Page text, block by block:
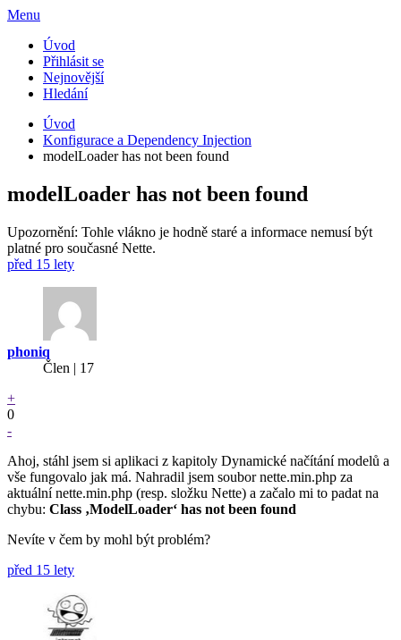
Menu
Úvod
Přihlásit se
Nejnovější
Hledání
Úvod
Konfigurace a Dependency Injection
modelLoader has not been found
modelLoader has not been found
Upozornění: Tohle vlákno je hodně staré a informace nemusí být
platné pro současné Nette.
před 15 lety
phoniq
Člen | 17
+
0
-
Ahoj, stáhl jsem si aplikaci z kapitoly Dynamické načítání modelů a
vše fungovalo jak má. Nahradil jsem soubor nette.min.php za
aktuální nette.min.php (resp. složku Nette) a začalo mi to padat na
chybu: Class ‚ModelLoader‘ has not been found
Nevíte v čem by mohl být problém?
před 15 lety